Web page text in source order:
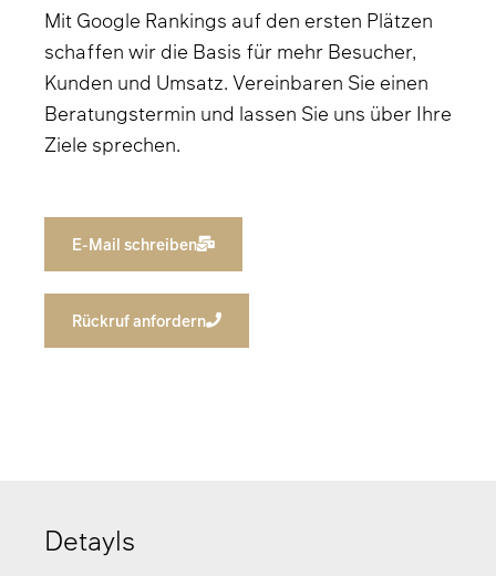
Mit Google Rankings auf den ersten Plätzen
schaffen wir die Basis für mehr Besucher,
Kunden und Umsatz. Vereinbaren Sie einen
Beratungstermin und lassen Sie uns über Ihre
Ziele sprechen.
E-Mail schreiben
Rückruf anfordern
Detayls